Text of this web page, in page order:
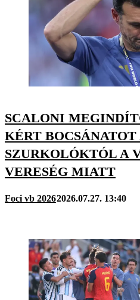
SCALONI
KÉRT BOCSÁNATOT
SZURKOLÓKTÓL A
VERESÉG MIATT
Foci vb 20262026.07.27. 13:40